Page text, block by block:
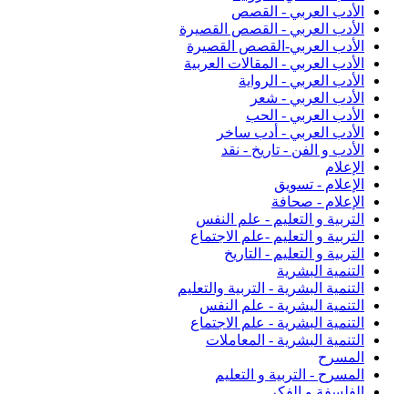
الأدب العربي - القصص
الأدب العربي - القصص القصيرة
الأدب العربي-القصص القصيرة
الأدب العربي - المقالات العربية
الأدب العربي - الرواية
الأدب العربي - شعر
الأدب العربي - الحب
الأدب العربي - أدب ساخر
الأدب و الفن - تاريخ - نقد
الإعلام
الإعلام - تسويق
الإعلام - صحافة
التربية و التعليم - علم النفس
التربية و التعليم -علم الاجتماع
التربية و التعليم - التاريخ
التنمية البشرية
التنمية البشرية - التربية والتعليم
التنمية اليشرية - علم النفس
التنمية البشرية - علم الاجتماع
التنمية البشرية - المعاملات
المسرح
المسرح - التربية و التعليم